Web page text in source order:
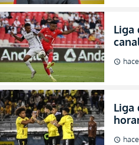
Liga
de
schedule
Liga
schedule